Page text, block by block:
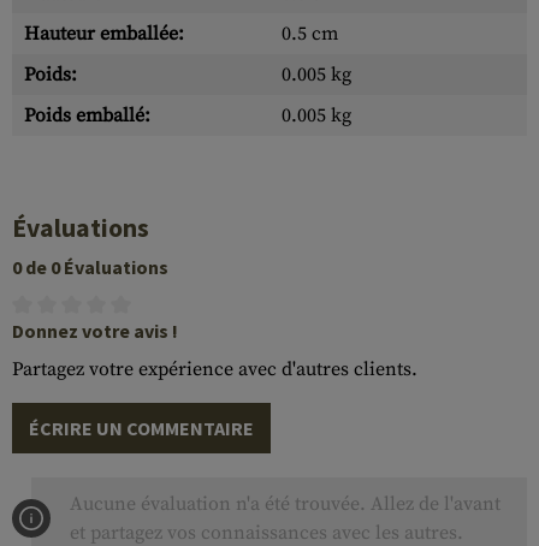
Hauteur emballée:
0.5 cm
Poids:
0.005 kg
Poids emballé:
0.005 kg
Évaluations
0 de 0 Évaluations
Donnez votre avis !
Partagez votre expérience avec d'autres clients.
ÉCRIRE UN COMMENTAIRE
Aucune évaluation n'a été trouvée. Allez de l'avant
et partagez vos connaissances avec les autres.